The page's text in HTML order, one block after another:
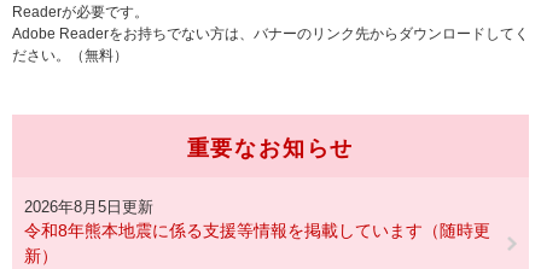
Readerが必要です。
Adobe Readerをお持ちでない方は、バナーのリンク先からダウンロードしてく
ださい。（無料）
重要なお知らせ
2026年8月5日更新
令和8年熊本地震に係る支援等情報を掲載しています（随時更
新）